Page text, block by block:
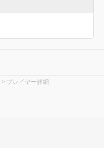
> プレイヤー詳細